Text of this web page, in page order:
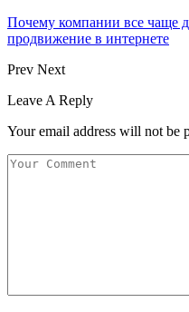
Почему компании все чаще
продвижение в интернете
Prev Next
Leave A Reply
Your email address will not be